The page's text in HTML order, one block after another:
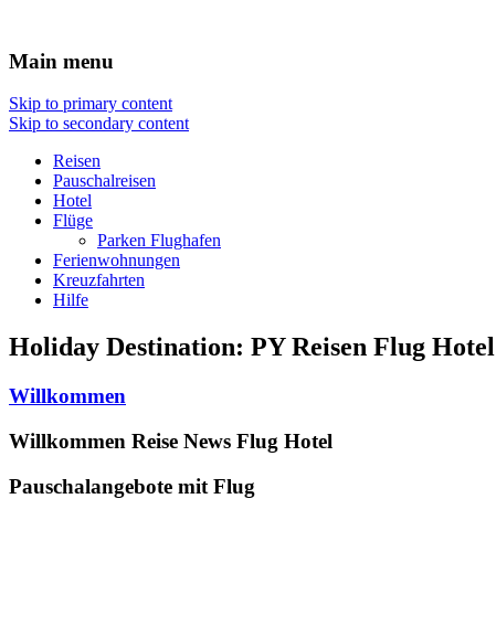
Travel : De
Main menu
Skip to primary content
Skip to secondary content
Reisen
Pauschalreisen
Hotel
Flüge
Parken Flughafen
Ferienwohnungen
Kreuzfahrten
Hilfe
Holiday Destination: PYReisen Flug Hotel
Willkommen
Willkommen Reise News Flug Hotel
Pauschalangebote mit Flug